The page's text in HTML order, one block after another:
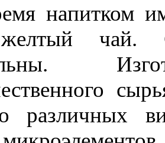
напитком
чай.
различных